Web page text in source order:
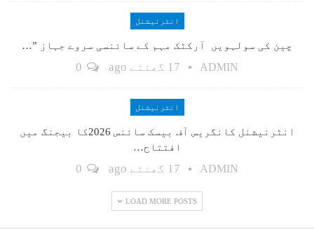
انٹرنیشنل
چین کی سولہویں آرکٹک مہم کے سائنسی سروے جہاز ”…
ADMIN 17 گھنٹے ago
انٹرنیشنل
انٹرنیشنل کانگریس آف بیسک سائنس 2026کا بیجنگ میں
افتتاح…
ADMIN 17 گھنٹے ago
LOAD MORE POSTS